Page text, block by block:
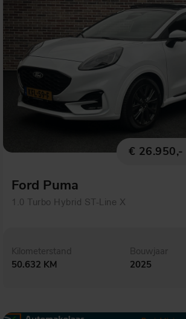
€ 26.950,-
Ford Puma
1.0 Turbo Hybrid ST-Line X
Kilometerstand
50.632 KM
Bouwjaar
2025